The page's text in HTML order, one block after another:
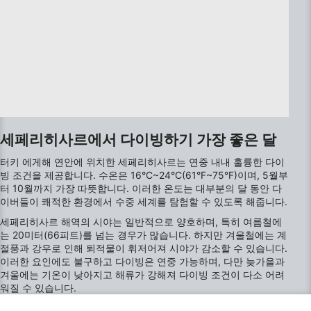
세페리히사르에서 다이빙하기 가장 좋은 달
터키 에게해 연안에 위치한 세페리히사르는 연중 내내 훌륭한 다이
빙 조건을 제공합니다. 수온은 16°C~24°C(61°F~75°F)이며, 5월부
터 10월까지 가장 따뜻합니다. 이러한 온도는 대부분의 달 동안 다
이버들이 쾌적한 환경에서 수중 세계를 탐험할 수 있도록 해줍니다.
세페리히사르 해역의 시야는 일반적으로 양호하며, 특히 여름철에
는 20미터(66피트)를 넘는 경우가 많습니다. 하지만 겨울철에는 계
절풍과 강우로 인해 퇴적물이 휘저어져 시야가 감소할 수 있습니다.
이러한 요인에도 불구하고 다이빙은 연중 가능하며, 다만 늦가을과
겨울에는 기온이 낮아지고 해류가 강해져 다이빙 조건이 다소 어려
워질 수 있습니다.
combinations of data from different sources
Develop and improve services
Use limited data to select content
IAB 특별 기능:
Use precise geolocation data
Identify devices based on information